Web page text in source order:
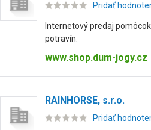
Pridať
Internetový predaj
potravín.
www.shop.dum-jogy.cz
RAINHORSE, s.r.o.
Pridať